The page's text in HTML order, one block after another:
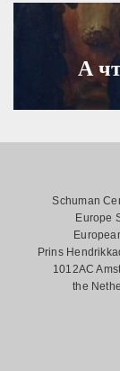
А
Schuman
Europe
Prins
1012AC
the